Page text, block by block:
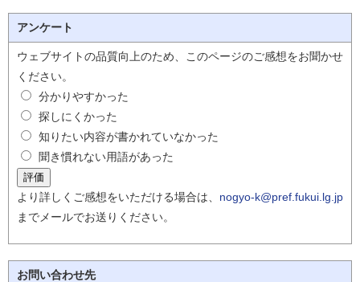
アンケート
ウェブサイトの品質向上のため、このページのご感想をお聞かせ
ください。
分かりやすかった
探しにくかった
知りたい内容が書かれていなかった
聞き慣れない用語があった
より詳しくご感想をいただける場合は、 nogyo-k@pref.fukui.lg.jp
までメールでお送りください。
お問い合わせ先